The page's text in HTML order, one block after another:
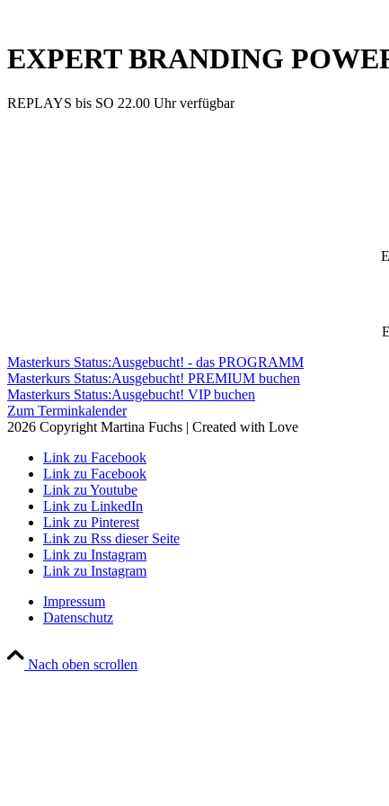
EXPERT BRANDING
REPLAYS bis SO 22.00 Uhr verfügbar
Masterkurs Status:Ausgebucht! - das PROGRAMM
Masterkurs Status:Ausgebucht! PREMIUM buchen
Masterkurs Status:Ausgebucht! VIP buchen
Zum Terminkalender
2026 Copyright Martina Fuchs | Created with Love
Link zu Facebook
Link zu Facebook
Link zu Youtube
Link zu LinkedIn
Link zu Pinterest
Link zu Rss dieser Seite
Link zu Instagram
Link zu Instagram
Impressum
Datenschutz
Nach oben scrollen